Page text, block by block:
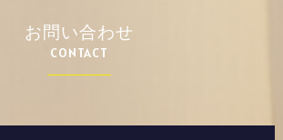
お問い合わせ
CONTACT